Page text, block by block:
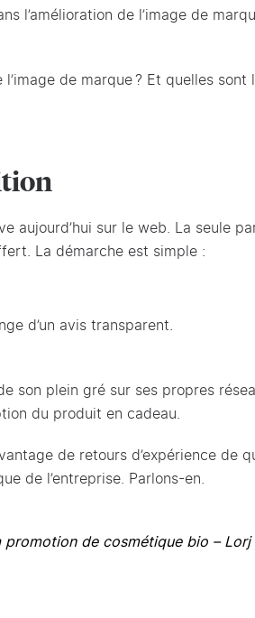
l’amélioration de l’image de
de marque ? Et quelles sont
aujourd’hui sur le web. La seule
La démarche est simple :
d’un avis transparent.
son plein gré sur ses propres
du produit en cadeau.
de retours d’expérience de
de l’entreprise. Parlons-en.
de cosmétique bio – Lorj